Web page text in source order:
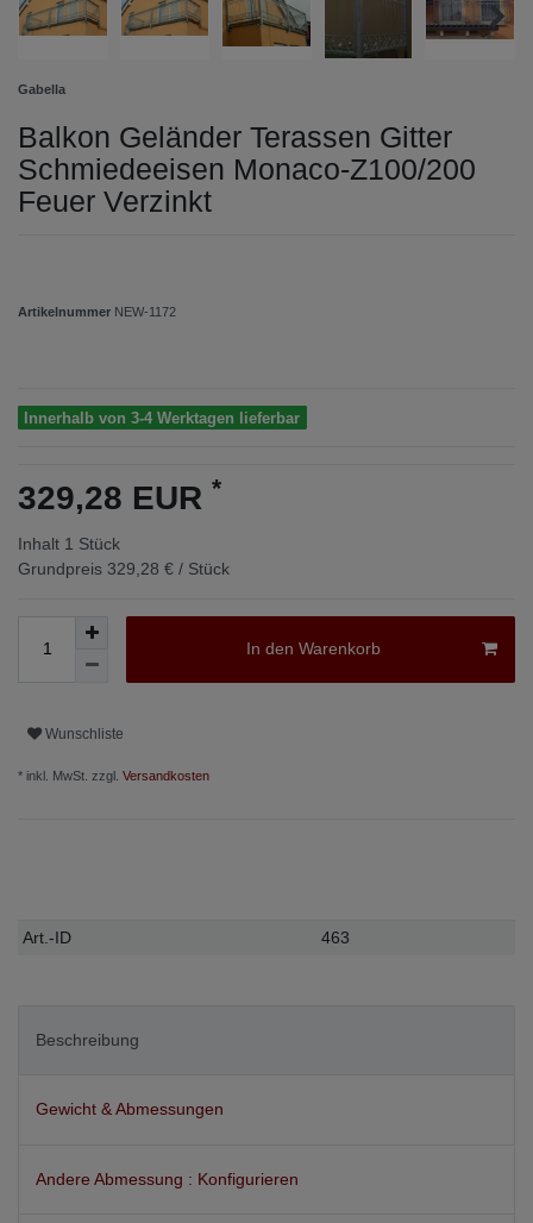
Gabella
Balkon Geländer Terassen Gitter
Schmiedeeisen Monaco-Z100/200
Feuer Verzinkt
Artikelnummer NEW-1172
Innerhalb von 3-4 Werktagen lieferbar
329,28 EUR *
Inhalt 1 Stück
Grundpreis 329,28 € / Stück
In den Warenkorb
Wunschliste
* inkl. MwSt. zzgl. Versandkosten
Technisches
Wert
Art.-ID 463
Beschreibung
Gewicht & Abmessungen
Andere Abmessung : Konfigurieren